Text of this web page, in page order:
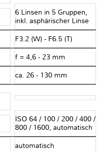
6 Linsen in 5 Gruppen,
inkl. asphärischer Linse
F3.2 (W) - F6.5 (T)
f = 4,6 - 23 mm
ca. 26 - 130 mm
ISO 64 / 100 / 200 / 400 /
800 / 1600, automatisch
automatisch